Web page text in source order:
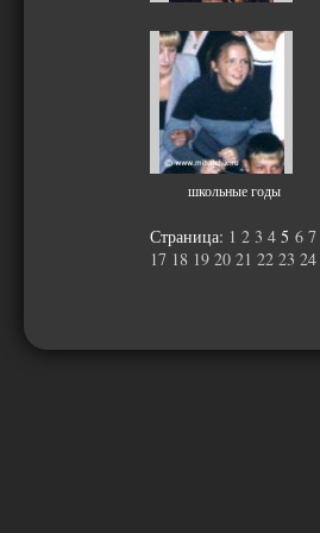
школьные годы
Страница: 1 2 3 45 6 7
17 18 19 20 21 22 23 24